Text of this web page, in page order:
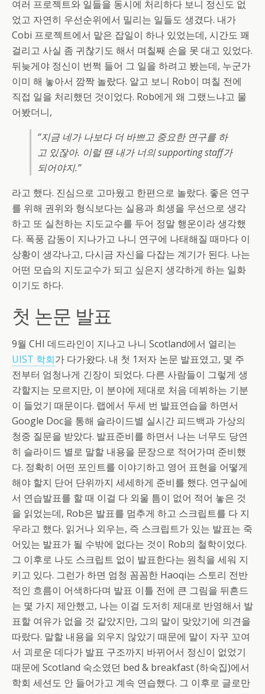
여러 프로젝트와 일들을 동시에 처리하다 보니 정신도 없
었고 자연히 우선순위에서 밀리는 일들도 생겼다. 내가
Cobi 프로젝트에서 맡은 잡일이 하나 있었는데, 시간도 꽤
걸리고 사실 좀 귀찮기도 해서 며칠째 손을 못 대고 있었다.
뒤늦게야 정신이 번쩍 들어 그 일을 하려고 봤는데, 누군가
이미 해 놓아서 깜짝 놀랐다. 알고 보니 Rob이 며칠 전에
직접 일을 처리했던 것이었다. Rob에게 왜 그랬느냐고 물
어봤더니,
“지금 네가 나보다 더 바쁘고 중요한 연구를 하
고 있잖아. 이럴 땐 내가 너의 supporting staff가
되어야지.”
라고 했다. 진심으로 고마웠고 한편으로 놀랐다. 좋은 연구
를 위해 권위와 형식보다는 실용과 희생을 우선으로 생각
하고 또 실천하는 지도교수를 두어 정말 행운이라 생각했
다. 폭풍 감동이 지나가고 나니 연구에 나태해질 때마다 이
상황이 생각나고, 다시금 자신을 다잡는 계기가 된다. 나는
어떤 모습의 지도교수가 되고 싶은지 생각하게 하는 일화
이기도 하다.
첫 논문 발표
9월 CHI 데드라인이 지나고 나니 Scotland에서 열리는
UIST 학회가 다가왔다. 내 첫 1저자 논문 발표였고, 몇 주
전부터 엄청나게 긴장이 되었다. 다른 사람들이 그렇게 생
각할지는 모르지만, 이 분야에 제대로 처음 데뷔하는 기분
이 들었기 때문이다. 랩에서 두세 번 발표연습을 하면서
Google Doc을 통해 슬라이드별 실시간 피드백과 가상의
청중 질문을 받았다. 발표준비를 하면서 나는 너무도 당연
히 슬라이드 별로 말할 내용을 문장으로 적어가며 준비했
다. 정확히 어떤 포인트를 이야기하고 영어 표현을 어떻게
해야 할지 단어 단위까지 세세하게 준비를 했다. 연구실에
서 연습발표를 할 때 이걸 다 외울 틈이 없어 적어 놓은 것
을 읽었는데, Rob은 발표를 멈추게 하고 스크립트를 다 지
우라고 했다. 읽거나 외우는, 즉 스크립트가 있는 발표는 죽
어있는 발표가 될 수밖에 없다는 것이 Rob의 철학이었다.
그 이후로 나도 스크립트 없이 발표한다는 원칙을 세워 지
키고 있다. 그런가 하면 엄청 꼼꼼한 Haoqi는 스토리 전반
적인 흐름이 어색하다며 발표 이틀 전에 큰 그림을 뒤흔드
는 몇 가지 제안했고, 나는 이걸 도저히 제대로 반영해서 발
표할 여유가 없을 것 같았지만, 그의 말이 맞았기에 의견을
따랐다. 말할 내용을 외우지 않았기 때문에 말이 자꾸 꼬여
서 괴로운 데다가 발표 구조까지 바뀌어서 정신이 없었기
때문에 Scotland 숙소였던 bed & breakfast (하숙집)에서
학회 세션도 안 들어가고 계속 연습했다. 그 이후로 글로만